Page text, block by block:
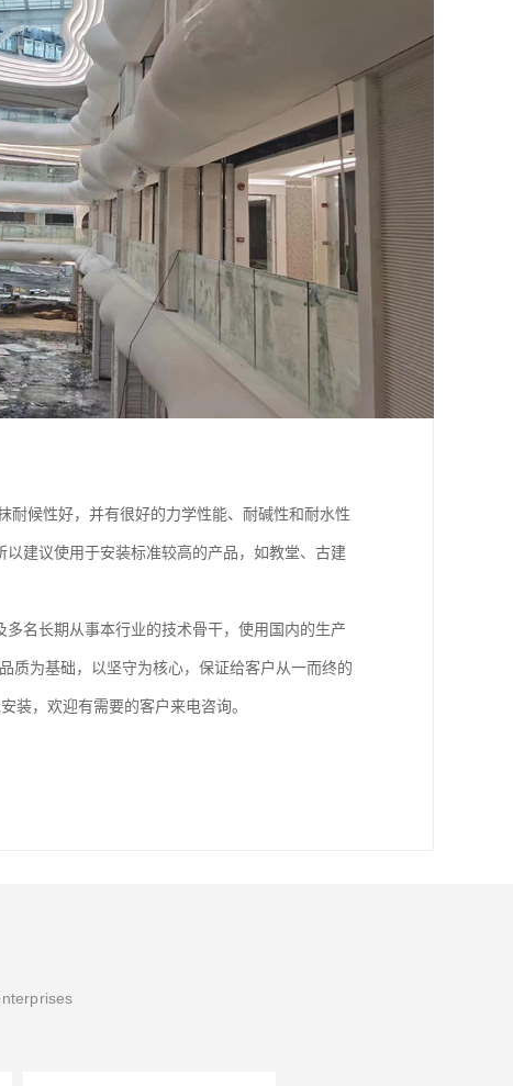
候性好，并有很好的力学性能、耐碱性和耐水性
建议使用于安装标准较高的产品，如教堂、古建
名长期从事本行业的技术骨干，使用国内的生产
质为基础，以坚守为核心，保证给客户从一而终的
装，欢迎有需要的客户来电咨询。